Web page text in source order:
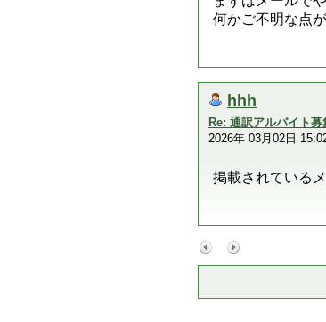
何かご不明な点
hhh
Re: 通訳アルバイト募
2026年 03月02日
掲載されている